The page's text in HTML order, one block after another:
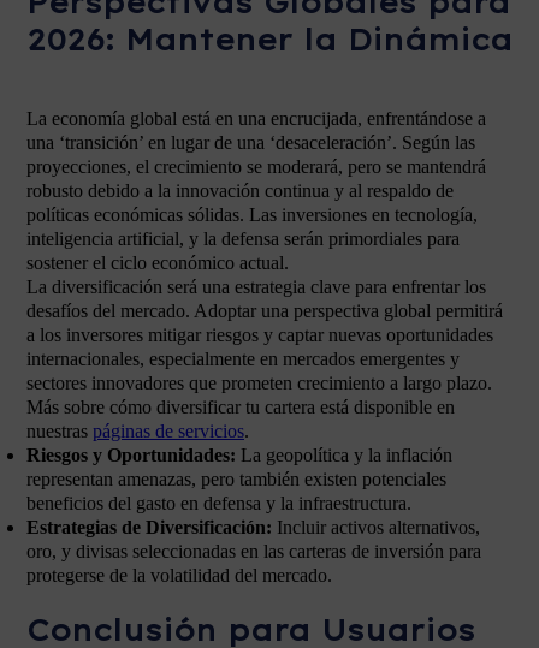
2026: Mantener la Dinámica
La economía global está en una encrucijada, enfrentándose a
una ‘transición’ en lugar de una ‘desaceleración’. Según las
proyecciones, el crecimiento se moderará, pero se mantendrá
robusto debido a la innovación continua y al respaldo de
políticas económicas sólidas. Las inversiones en tecnología,
inteligencia artificial, y la defensa serán primordiales para
sostener el ciclo económico actual.
La diversificación será una estrategia clave para enfrentar los
desafíos del mercado. Adoptar una perspectiva global permitirá
a los inversores mitigar riesgos y captar nuevas oportunidades
internacionales, especialmente en mercados emergentes y
sectores innovadores que prometen crecimiento a largo plazo.
Más sobre cómo diversificar tu cartera está disponible en
nuestras páginas de servicios.
Riesgos y Oportunidades: La geopolítica y la inflación
representan amenazas, pero también existen potenciales
beneficios del gasto en defensa y la infraestructura.
Estrategias de Diversificación: Incluir activos alternativos,
oro, y divisas seleccionadas en las carteras de inversión para
protegerse de la volatilidad del mercado.
Conclusión para Usuarios